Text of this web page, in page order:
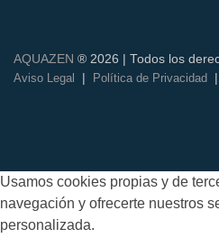
AQUAZEN ® 2026 | Todos los
Aviso Legal | Política de Privacidad |
Usamos cookies propias y de
navegación y ofrecerte nuestros
personalizada.